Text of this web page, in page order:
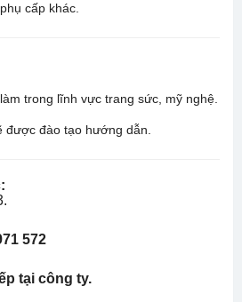
cấp khác.
trong lĩnh vực trang sức, mỹ nghệ.
được đào tạo hướng dẫn.
572
tại công ty.